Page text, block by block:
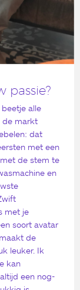
passie?
beetje alle
de markt
dat
met een
de stem te
en
met je
soort avatar
de
leuker. Ik
kan
een nog-